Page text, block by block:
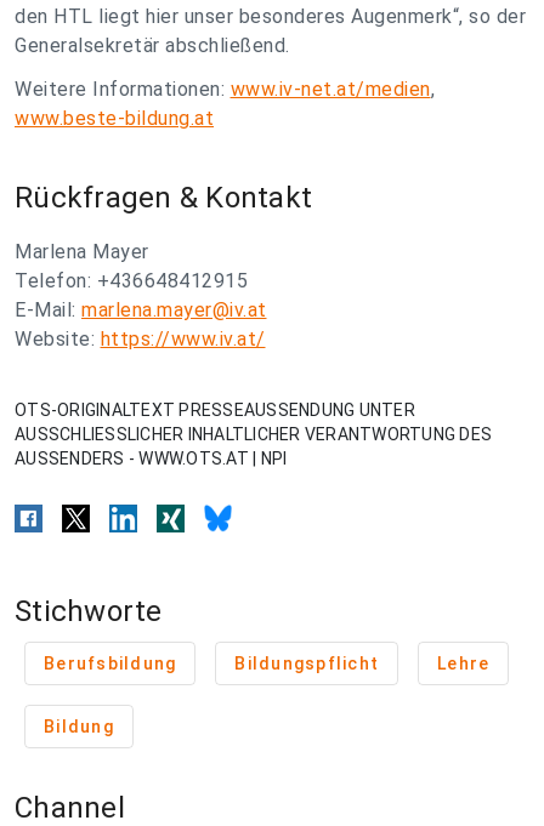
den HTL liegt hier unser besonderes Augenmerk“, so der
Generalsekretär abschließend.
Weitere Informationen: www.iv-net.at/medien,
www.beste-bildung.at
Rückfragen & Kontakt
Marlena Mayer
Telefon: +436648412915
E-Mail: marlena.mayer@iv.at
Website: https://www.iv.at/
OTS-ORIGINALTEXT PRESSEAUSSENDUNG UNTER
AUSSCHLIESSLICHER INHALTLICHER VERANTWORTUNG DES
AUSSENDERS - WWW.OTS.AT | NPI
Stichworte
Berufsbildung Bildungspflicht Lehre
Bildung
Channel